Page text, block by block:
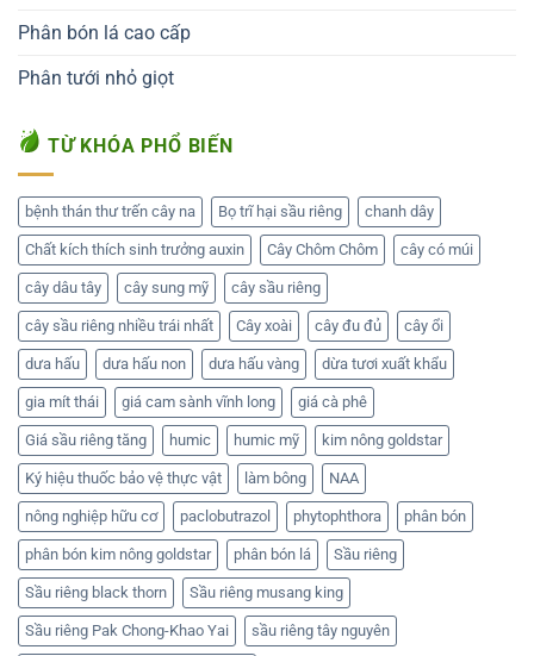
Phân bón lá cao cấp
Phân tưới nhỏ giọt
TỪ KHÓA PHỔ BIẾN
bệnh thán thư trến cây na Bọ trĩ hại sầu riêng chanh dây
Chất kích thích sinh trưởng auxin Cây Chôm Chôm cây có múi
cây dâu tây cây sung mỹ cây sầu riêng
cây sầu riêng nhiều trái nhất Cây xoài cây đu đủ cây ổi
dưa hấu dưa hấu non dưa hấu vàng dừa tươi xuất khẩu
gia mít thái giá cam sành vĩnh long giá cà phê
Giá sầu riêng tăng humic humic mỹ kim nông goldstar
Ký hiệu thuốc bảo vệ thực vật làm bông NAA
nông nghiệp hữu cơ paclobutrazol phytophthora phân bón
phân bón kim nông goldstar phân bón lá Sầu riêng
Sầu riêng black thorn Sầu riêng musang king
Sầu riêng Pak Chong-Khao Yai sầu riêng tây nguyên